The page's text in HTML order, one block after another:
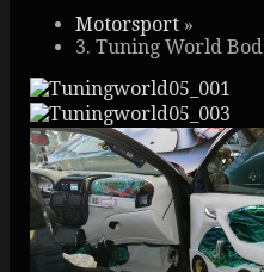
Motorsport »
3. Tuning World